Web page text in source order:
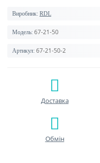
Виробник: RDL
Модель: 67-21-50
Артикул: 67-21-50-2
Доставка
Обмін